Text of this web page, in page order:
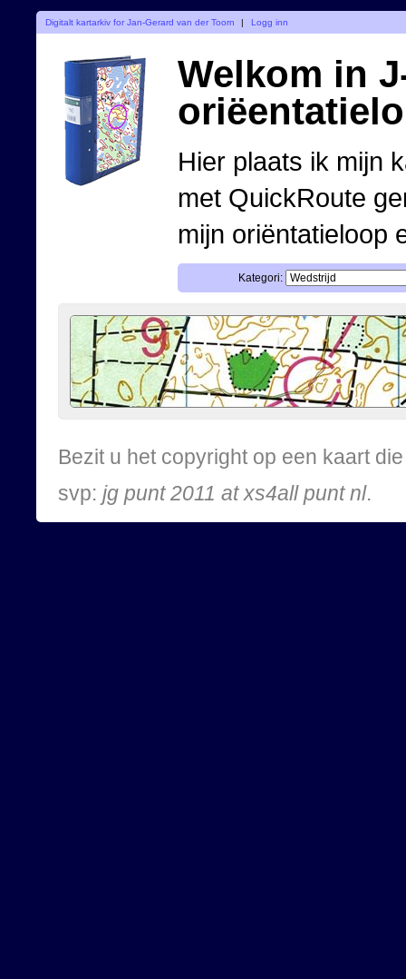
Digitalt kartarkiv for Jan-Gerard van der Toorn | Logg inn
Welkom in
Hier plaats ik mijn
met QuickRoute
mijn oriëntatieloop
Kategori:
Bezit u het copyright op een kaart
svp: jg punt 2011 at xs4all punt nl.